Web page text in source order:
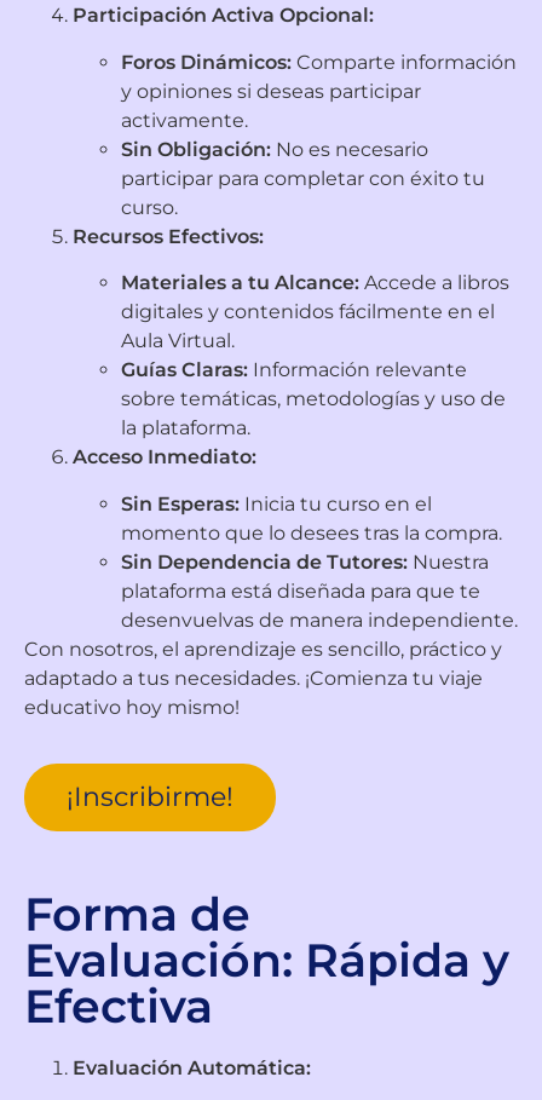
Participación Activa Opcional:
Foros Dinámicos: Comparte información
y opiniones si deseas participar
activamente.
Sin Obligación: No es necesario
participar para completar con éxito tu
curso.
Recursos Efectivos:
Materiales a tu Alcance: Accede a libros
digitales y contenidos fácilmente en el
Aula Virtual.
Guías Claras: Información relevante
sobre temáticas, metodologías y uso de
la plataforma.
Acceso Inmediato:
Sin Esperas: Inicia tu curso en el
momento que lo desees tras la compra.
Sin Dependencia de Tutores: Nuestra
plataforma está diseñada para que te
desenvuelvas de manera independiente.
Con nosotros, el aprendizaje es sencillo, práctico y
adaptado a tus necesidades. ¡Comienza tu viaje
educativo hoy mismo!
¡Inscribirme!
Forma de
Evaluación: Rápida y
Efectiva
Evaluación Automática: